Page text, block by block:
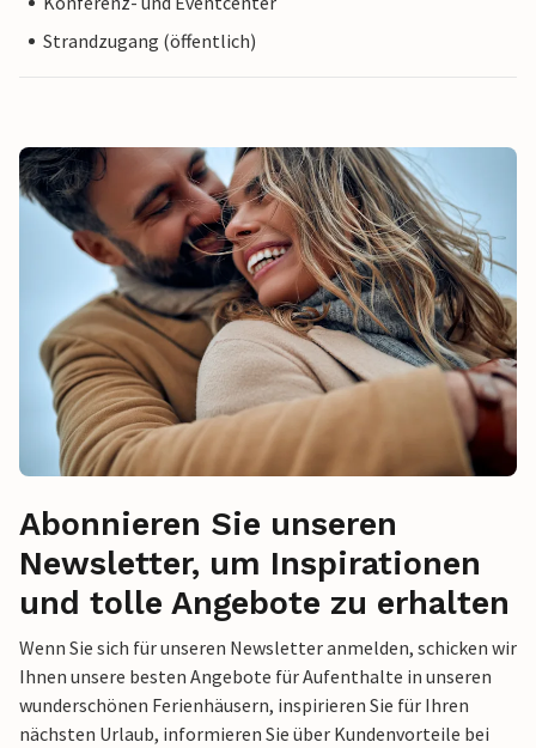
Strandzugang (öffentlich)
Abonnieren Sie unseren
Newsletter, um Inspirationen
und tolle Angebote zu erhalten
Wenn Sie sich für unseren Newsletter anmelden, schicken wir
Ihnen unsere besten Angebote für Aufenthalte in unseren
wunderschönen Ferienhäusern, inspirieren Sie für Ihren
nächsten Urlaub, informieren Sie über Kundenvorteile bei